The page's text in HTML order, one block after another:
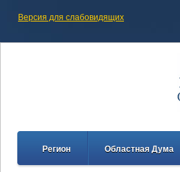
Версия для слабовидящих
Регион Областная Дума